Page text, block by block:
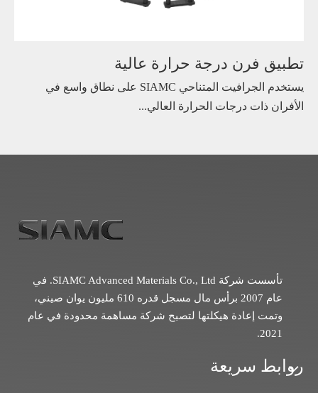
تطبيق فرن درجة حرارة عالية
يستخدم الجرافيت المتناحي SIAMC على نطاق واسع في
الأفران ذات درجات الحرارة العالي...
تأسست شركة SIAMC Advanced Materials Co., Ltd. في
عام 2007 برأس مال مسجل قدره 610 مليون يوان صيني،
وتمت إعادة هيكلتها لتصبح شركة مساهمة محدودة في عام
2021.
روابط سريعة